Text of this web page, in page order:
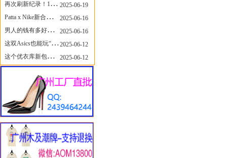
再次刷新纪录！14只 LABUBU 共拍出240万元
2025-06-19
Patta x Nike新合作提前泄露，这次的服饰周边也有亮点？
2025-06-16
男人的钱有多好赚？四个大学生创业卖短裤，年销8个亿！
2025-06-16
这双Asics也能玩“牛仔感”？TOGA联名即将登场！
2025-06-12
这个优衣库新包，能火起来吗？
2025-06-12